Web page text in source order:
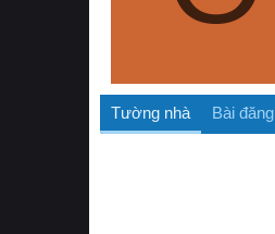
Tường nhà Bài đăng